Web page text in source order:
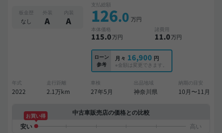
板金歴
なし
外装
A
内装
A
支払総額
126.0 万円
本体価格
115.0万円
諸費用
11.0万円
ローン
参考
月々 16,900 円
※金額は変更できます。
年式
2022
走行距離
2.1万km
車検
27年5月
出品地域
神奈川県
納期の目安
10月〜11月
中古車販売店の価格との比較
お買い得